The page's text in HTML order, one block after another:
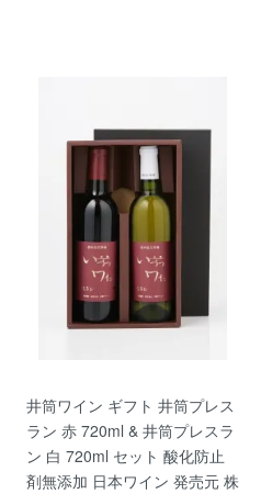
井筒ワイン ギフト 井筒プレス
ラン 赤 720ml & 井筒プレスラ
ン 白 720ml セット 酸化防止
剤無添加 日本ワイン 発売元 株